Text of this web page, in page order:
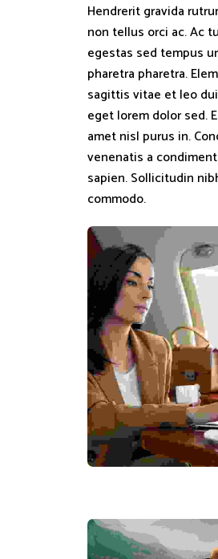
Hendrerit gravida
non tellus orci ac. Ac
egestas sed tempus
pharetra pharetra.
sagittis vitae et leo
eget lorem dolor sed.
amet nisl purus in.
venenatis a
sapien. Sollicitudin
commodo.